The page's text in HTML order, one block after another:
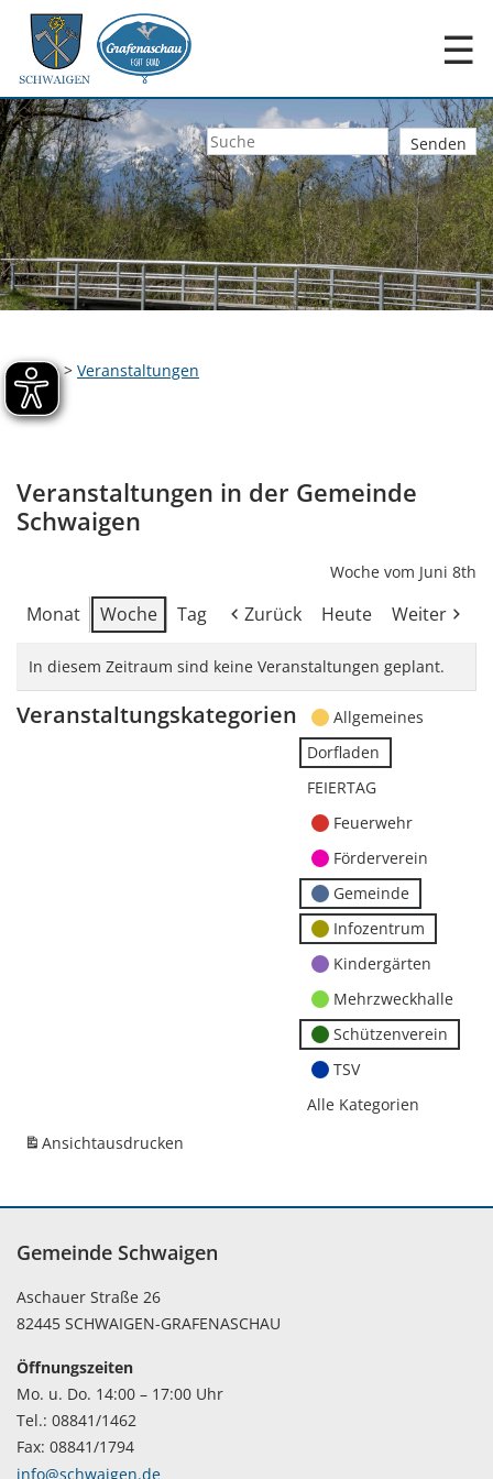
☰
Home> Veranstaltungen
Veranstaltungen in der Gemeinde
Schwaigen
Woche vom Juni 8th
Monat Woche Tag Zurück Heute Weiter
In diesem Zeitraum sind keine Veranstaltungen geplant.
Veranstaltungskategorien
Allgemeines
Dorfladen
FEIERTAG
Feuerwehr
Förderverein
Gemeinde
Infozentrum
Kindergärten
Mehrzweckhalle
Schützenverein
TSV
Alle Kategorien
Ansichtausdrucken
Gemeinde Schwaigen
Aschauer Straße 26
82445 SCHWAIGEN-GRAFENASCHAU
Öffnungszeiten
Mo. u. Do. 14:00 – 17:00 Uhr
Tel.: 08841/1462
Fax: 08841/1794
info@schwaigen.de